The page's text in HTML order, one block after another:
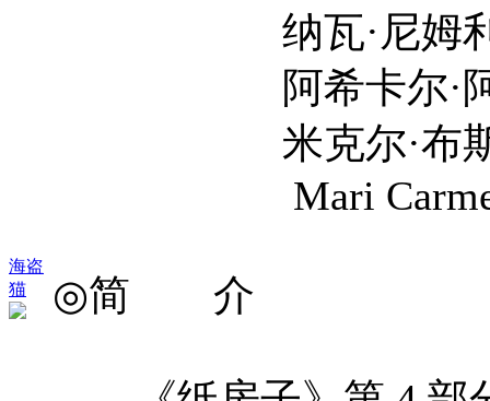
海盗
猫
纳瓦·尼姆利
阿希卡尔·阿兹
米克尔·布斯塔曼
Mari Carmen
◎简 介